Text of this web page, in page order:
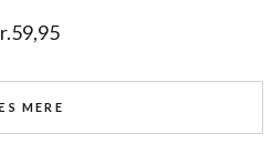
59,95
MERE